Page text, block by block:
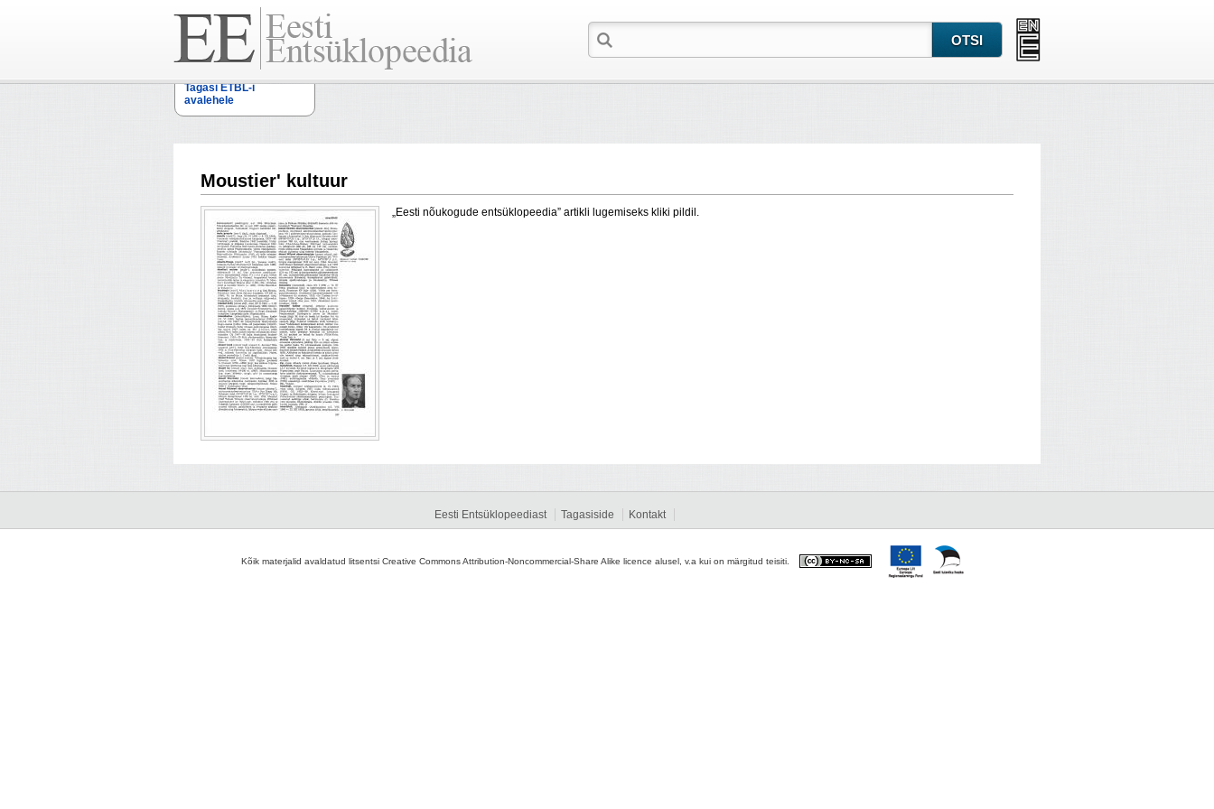
Tagasi ETBL-i
avalehele
Moustier' kultuur
„Eesti nõukogude entsüklopeedia” artikli lugemiseks kliki pildil.
Eesti Entsüklopeediast Tagasiside Kontakt
Kõik materjalid avaldatud litsentsi Creative Commons Attribution-Noncommercial-Share Alike licence alusel, v.a kui on märgitud teisiti.